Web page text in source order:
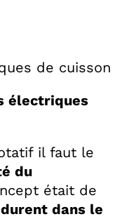
de cuisson
électriques
il faut le
du
était de
durent dans le